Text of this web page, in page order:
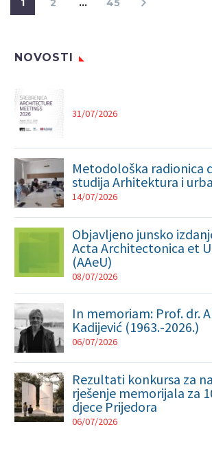
1 2 … 45
NOVOSTI
31/07/2026
Metodološka radionica
studija Arhitektura i
14/07/2026
Objavljeno junsko
Acta Architectonica et
(AAeU)
08/07/2026
In memoriam: Prof. dr.
Kadijević (1963.-2026.)
06/07/2026
Rezultati konkursa za
rješenje memorijala za
djece Prijedora
06/07/2026